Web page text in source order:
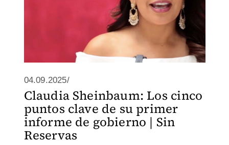
04.09.2025/
Claudia Sheinbaum: Los cinco
puntos clave de su primer
informe de gobierno | Sin
Reservas